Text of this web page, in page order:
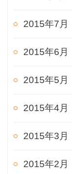
2015年7月
2015年6月
2015年5月
2015年4月
2015年3月
2015年2月